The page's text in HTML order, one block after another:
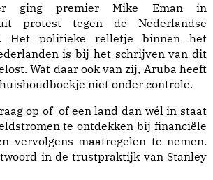
ging premier Mike Eman in
protest tegen de Nederlandse
Het politieke relletje binnen het
is bij het schrijven van dit
Wat daar ook van zij, Aruba heeft
niet onder controle.
op of of een land dan wél in staat
te ontdekken bij financiële
vervolgens maatregelen te nemen.
in de trustpraktijk van Stanley